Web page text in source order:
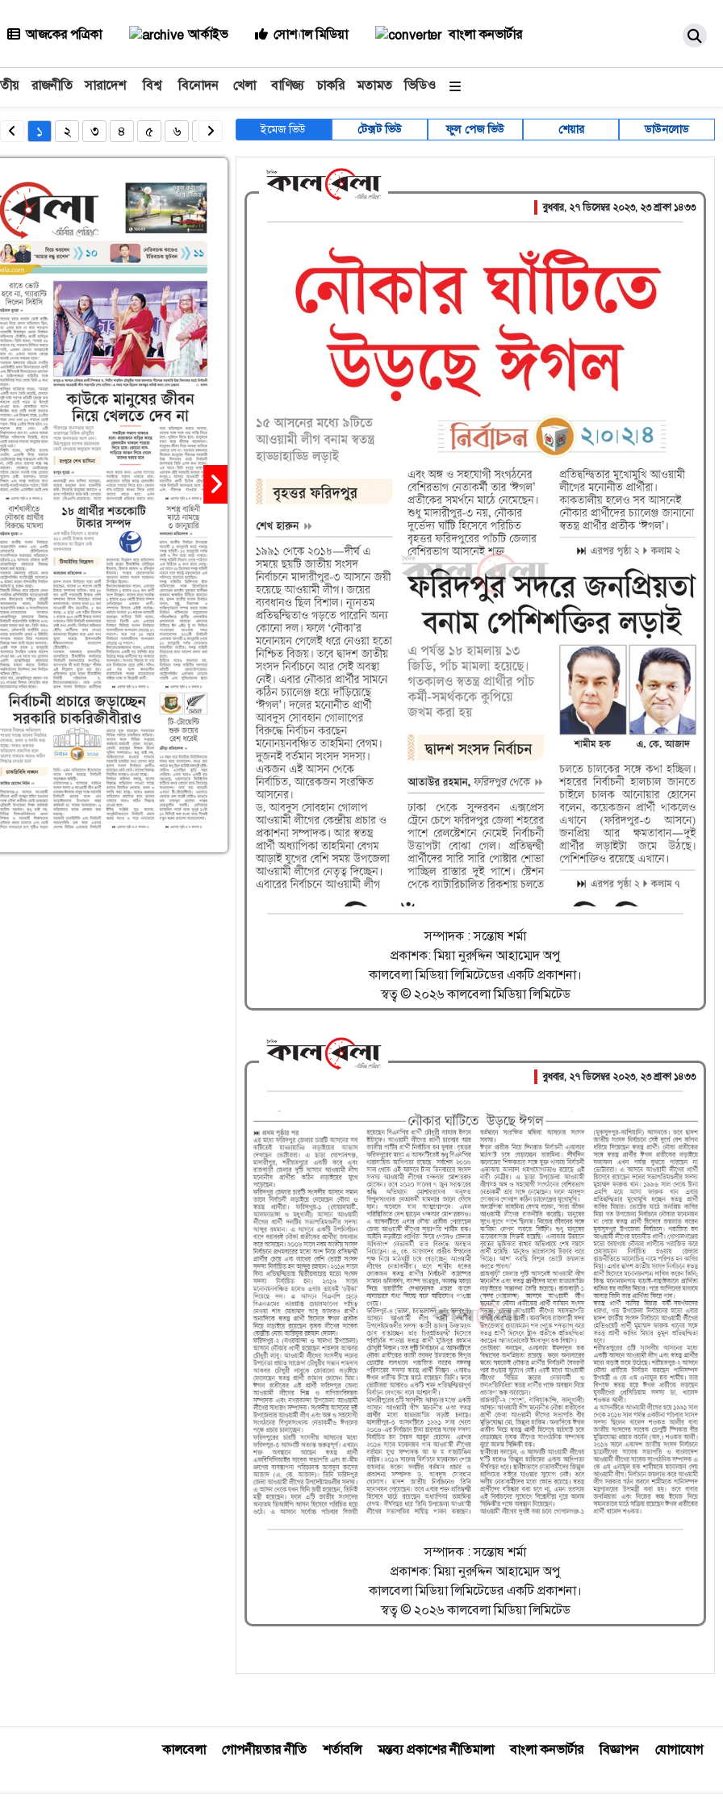
আজকের পত্রিকা আর্কাইভ সোশ্যাল মিডিয়া বাংলা কনভার্টার
রাজনীতি সারাদেশ বিশ্ব বিনোদন খেলা বাণিজ্য চাকরি মতামত ভিডিও
১ ২ ৩ ৪ ৫ ৬ ৭ ৯ ১০
ইমেজ ভিউ টেক্সট ভিউ ফুল পেজ ভিউ শেয়ার ডাউনলোড
বুধবার, ২৭ ডিসেম্বর ২০২৩, ২৩ শ্রাবণ ১৪৩৩
সম্পাদক : সন্তোষ শর্মা
প্রকাশক: মিয়া নুরুদ্দিন আহাম্মেদ অপু
কালবেলা মিডিয়া লিমিটেডের একটি প্রকাশনা।
স্বত্ব © ২০২৬ কালবেলা মিডিয়া লিমিটেড
বুধবার, ২৭ ডিসেম্বর ২০২৩, ২৩ শ্রাবণ ১৪৩৩
সম্পাদক : সন্তোষ শর্মা
প্রকাশক: মিয়া নুরুদ্দিন আহাম্মেদ অপু
কালবেলা মিডিয়া লিমিটেডের একটি প্রকাশনা।
স্বত্ব © ২০২৬ কালবেলা মিডিয়া লিমিটেড
কালবেলা গোপনীয়তার নীতি শর্তাবলি মন্তব্য প্রকাশের নীতিমালা বাংলা কনভার্টার বিজ্ঞাপন যোগাযোগ